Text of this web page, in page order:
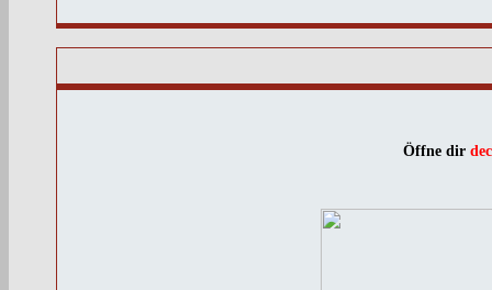
Öffne dir